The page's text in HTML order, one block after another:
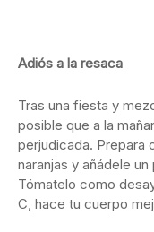
Adiós a la resaca
Tras una fiesta y
posible que a la
perjudicada. Prepara
naranjas y añádele
Tómatelo como
C, hace tu cuerpo